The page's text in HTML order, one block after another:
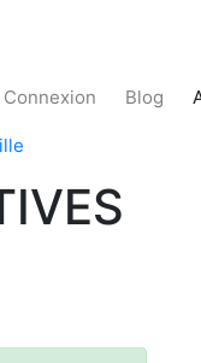
Connexion Blog